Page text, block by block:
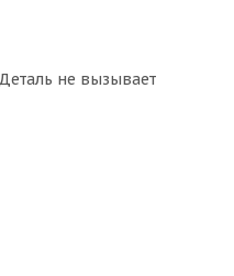
не вызывает